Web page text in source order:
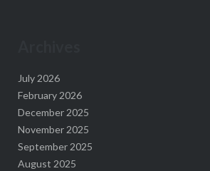
July 2026
February 2026
December 2025
November 2025
September 2025
August 2025